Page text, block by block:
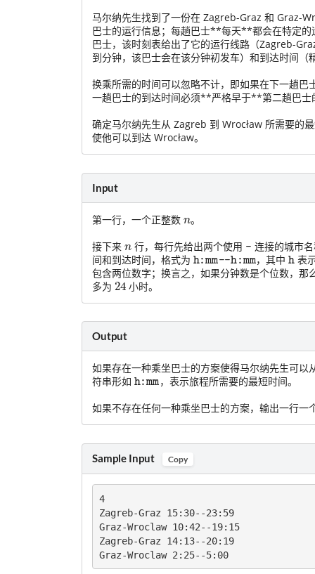
马尔纳先生找到了一份在 Zagreb-Graz 和 Graz-
巴士的运行信息；每趟巴士**每天**都会在特定
巴士，该时刻表给出了它的运行线路（Zagreb-
到分钟，该巴士会在该分钟初发车）和到达时间
换乘所需的时间可以忽略不计，即如果在下一趟
一趟巴士的到达时间必须**严格早于**第二趟巴士
确定马尔纳先生从 Zagreb 到 Wrocław 所需要的
使他可以到达 Wrocław。
Input
第一行，一个正整数
。
接下来
行，每行先给出两个使用
连接的城市
间和到达时间，格式为
h:mm--h:mm
，其中
h
表
包含两位数字；换言之，如果分钟数是个位数，那
多为
24
小时。
Output
如果存在一种乘坐巴士的方案使得马尔纳先生可
符串形如
h:mm
，表示旅程所需要的最短时间。
如果不存在任何一种乘坐巴士的方案，输出一行一
Sample Input Copy
4
Zagreb-Graz 15:30--23:59
Graz-Wroclaw 10:42--19:15
Zagreb-Graz 14:13--20:19
Graz-Wroclaw 2:25--5:00